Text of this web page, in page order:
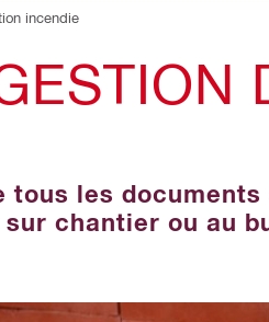
incendie
tous les
chantier ou au